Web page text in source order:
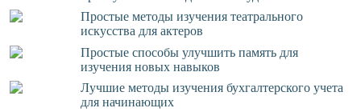
Простые методы изучения театрального
искусства для актеров
Простые способы улучшить память для
изучения новых навыков
Лучшие методы изучения бухгалтерского учета
для начинающих